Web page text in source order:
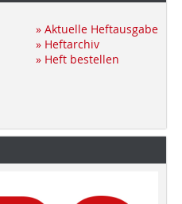
» Aktuelle Heftausgabe
» Heftarchiv
» Heft bestellen